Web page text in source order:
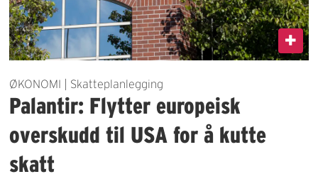
ØKONOMI | Skatteplanlegging
Palantir: Flytter europeisk
overskudd til USA for å kutte
skatt